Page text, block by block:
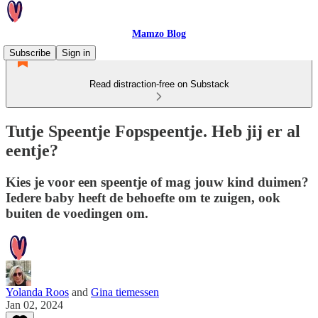
Mamzo Blog
Subscribe
Sign in
Read distraction-free on Substack
Tutje Speentje Fopspeentje. Heb jij er al
eentje?
Kies je voor een speentje of mag jouw kind duimen?
Iedere baby heeft de behoefte om te zuigen, ook
buiten de voedingen om.
Yolanda Roos and Gina tiemessen
Jan 02, 2024